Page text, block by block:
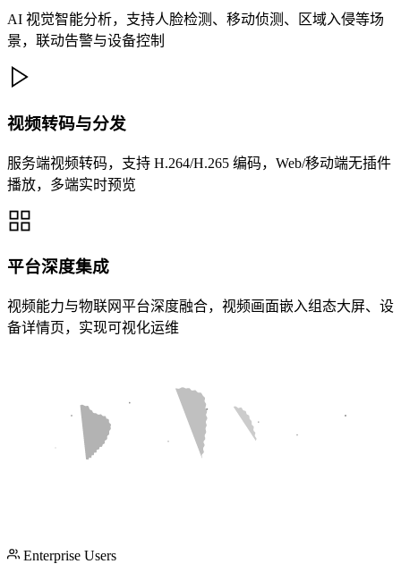
AI 视觉智能分析，支持人脸检测、移动侦测、区域入侵等场
景，联动告警与设备控制
视频转码与分发
服务端视频转码，支持 H.264/H.265 编码，Web/移动端无插件
播放，多端实时预览
平台深度集成
视频能力与物联网平台深度融合，视频画面嵌入组态大屏、设
备详情页，实现可视化运维
Enterprise Users